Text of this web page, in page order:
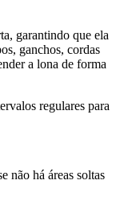
garantindo que ela
ganchos, cordas
a lona de forma
regulares para
não há áreas soltas